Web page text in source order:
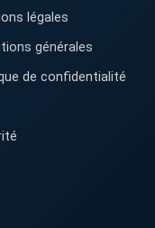
légales
générales
de confidentialité